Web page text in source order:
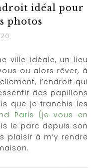
idéal pour
photos
ville idéale, un lieu
ou alors rêver, à
l’endroit qui
des papillons
que je franchis les
Paris (je vous en
le parc depuis son
plaisir à m’y rendre